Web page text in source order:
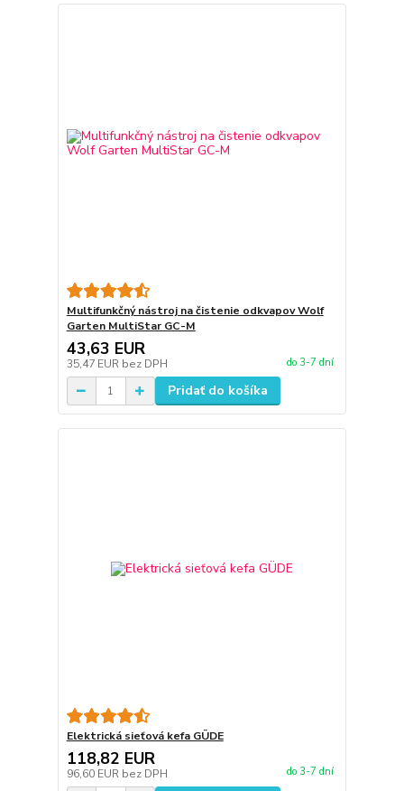
Multifunkčný nástroj na čistenie odkvapov Wolf
Garten MultiStar GC-M
43,63 EUR
35,47 EUR bez DPH do 3-7 dní
Pridať do košíka
Elektrická sieťová kefa GÜDE
118,82 EUR
96,60 EUR bez DPH do 3-7 dní